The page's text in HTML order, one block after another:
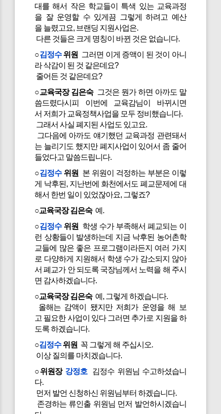
대를 해서 작은 학교들이 특색 있는 교육과정
을 잘 운영할 수 있게끔 그렇게 하려고 예산
을 늘렸고요, 브랜딩 지원사업은.
다른 것들은 크게 명칭이 바뀐 것은 없습니다.
○김정수위원
그러면 이게 증액이 된 것이 아니
라 삭감이 된 것 같은데요?
줄어든 것 같은데요?
○교육국장 김은숙그것은 뭔가 하면 아까도 말
씀드렸다시피 이번에 교육감님이 바뀌시면
서 저희가 교육정책사업을 모두 정비했습니다.
그래서 사실 폐지된 사업도 있고요.
그다음에 아까도 얘기했던 교육과정 관련돼서
는 늘리기도 했지만 폐지사업이 있어서 좀 줄어
들었다고 말씀드립니다.
○김정수위원
본 위원이 걱정하는 부분은 이렇
게 낙후된, 지난번에 화천에서도 폐교문제에 대
해서 한번 일이 있었잖아요, 그렇죠?
○교육국장 김은숙예.
○김정수위원
학생 수가 부족해서 폐교되는 이
런 상황들이 발생하는데 지금 낙후된 농어촌학
교들에 많은 좋은 프로그램이라든지 여러 가지
로 다양하게 지원해서 학생 수가 감소되지 않아
서 폐교가 안 되도록 국장님께서 노력을 해 주시
면 감사하겠습니다.
○교육국장 김은숙예, 그렇게 하겠습니다.
올해는 감액이 됐지만 저희가 운영을 해 보
고 필요한 사업이 있다 그러면 추가로 지원을 하
도록 하겠습니다.
○김정수위원 꼭 그렇게 해 주십시오.
이상 질의를 마치겠습니다.
○위원장 강정호김정수 위원님 수고하셨습니
다.
먼저 발언 신청하신 위원님부터 하겠습니다.
존경하는 류인출 위원님 먼저 발언하시겠습니